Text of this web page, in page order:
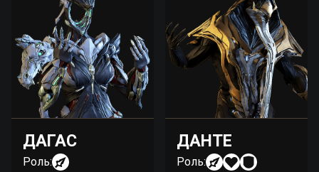
ДАГАС
Роль:
ДАНТЕ
Роль: